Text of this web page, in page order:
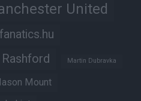
United
Martin Dubravka
Mount